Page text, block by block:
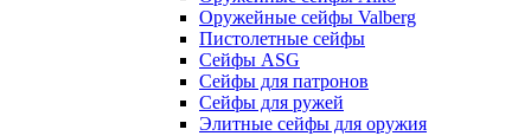
Оружейные сейфы Valberg
Пистолетные сейфы
Сейфы ASG
Сейфы для патронов
Сейфы для ружей
Элитные сейфы для оружия